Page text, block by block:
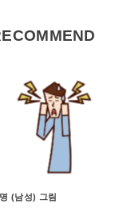
(남성) 그림